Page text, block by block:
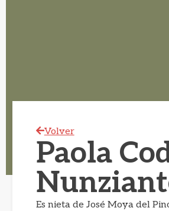
Volver
Paola
Es nieta de José Moya del